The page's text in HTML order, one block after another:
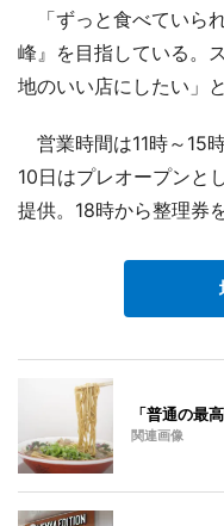
「ずっと食べていら
峰』を目指している。
地のいい店にしたい」
営業時間は11時～15
10日はプレオープンと
提供。18時から整理券
「普通の最
関連画像